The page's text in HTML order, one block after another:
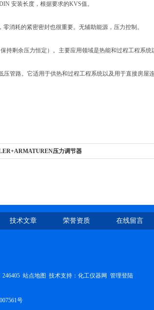
安装长度，根据要求的KVS值。
消耗的紧密密封也很重要。无辅助能源，压力控制。
持剩余压力恒定）。主要应用领域是热能和过程工程系统
管路。它适用于供热和过程工程系统以及用于直接房屋
压力调节器
技术文章 荣誉资质 在线留言
站点地图 技术支持： 化工仪器网 管理登陆
号